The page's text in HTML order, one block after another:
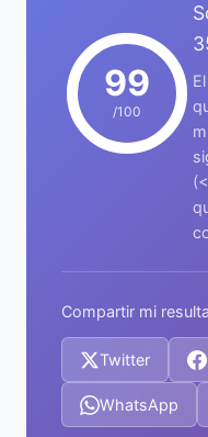
99
/100
Compartir mi
Twitter
WhatsApp